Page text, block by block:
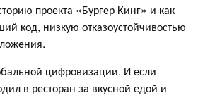
проекта «Бургер Кинг» и как
код, низкую отказоустойчивостью
цифровизации. И если
в ресторан за вкусной едой и